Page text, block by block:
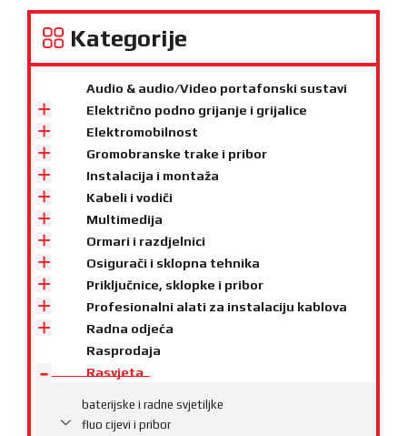
Kategorije
Audio & audio/Video portafonski sustavi
Električno podno grijanje i grijalice
Elektromobilnost
Gromobranske trake i pribor
Instalacija i montaža
Kabeli i vodiči
Multimedija
Ormari i razdjelnici
Osigurači i sklopna tehnika
Priključnice, sklopke i pribor
Profesionalni alati za instalaciju kablova
Radna odjeća
Rasprodaja
Rasvjeta
baterijske i radne svjetiljke
fluo cijevi i pribor